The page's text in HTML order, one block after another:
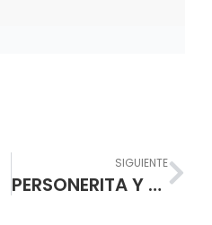
SIGUIENTE
PERSONERITA Y VOCEROS ESTUDIANTILES DEL PROGRAMA DE FORMACIÓN COMPLEMENTARIA UNA DEMOCRACIA ACTIVA Y PARTICIPATIVA